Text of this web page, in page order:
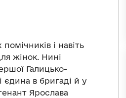
і навіть
жінок. Нині
Галицько-
єдина в бригаді й у
Ярослава